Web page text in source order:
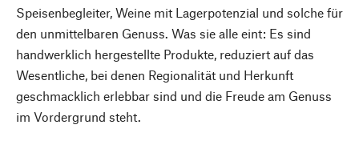
Speisenbegleiter, Weine mit Lagerpotenzial und solche für
den unmittelbaren Genuss. Was sie alle eint: Es sind
handwerklich hergestellte Produkte, reduziert auf das
Wesentliche, bei denen Regionalität und Herkunft
geschmacklich erlebbar sind und die Freude am Genuss
im Vordergrund steht.